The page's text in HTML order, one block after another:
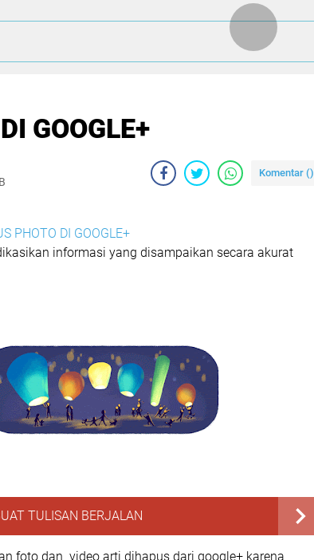
GOOGLE+
Komentar ()
PHOTO DI GOOGLE+
informasi yang disampaikan secara akurat
TULISAN BERJALAN
foto dan video arti dihapus dari google+ karena